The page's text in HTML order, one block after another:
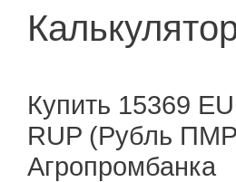
Купить 15369
RUP (Рубль
Агропромбанка